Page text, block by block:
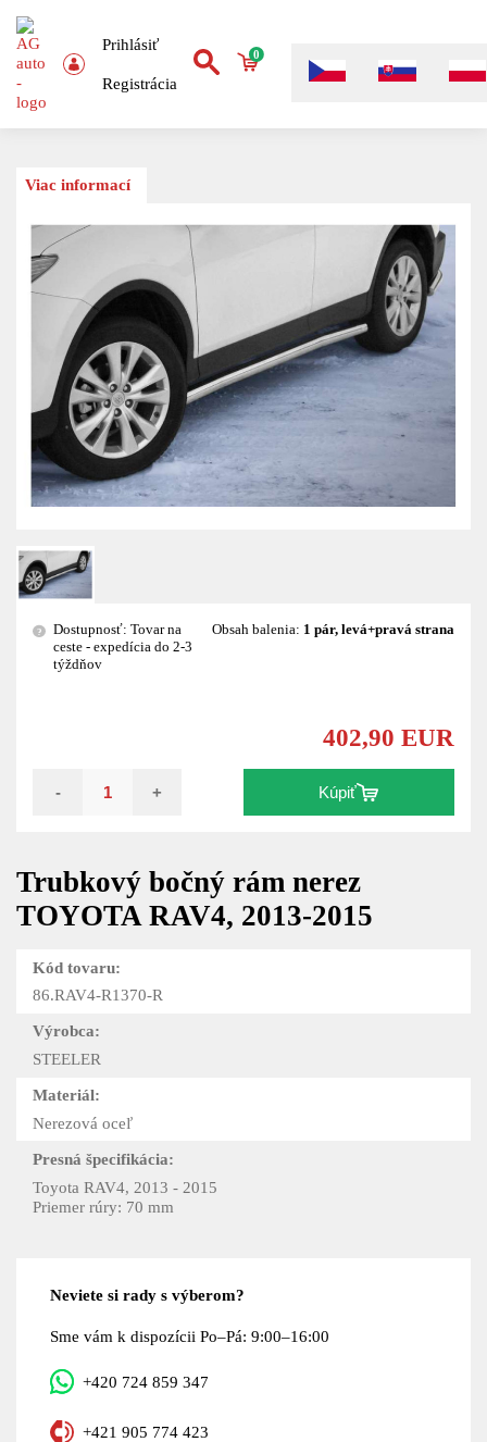
Prihlásiť
Registrácia
0
Viac informací
Trubkový bočný rám nerez
TOYOTA RAV4, 2013-2015
Kód tovaru:
86.RAV4-R1370-R
Výrobca:
STEELER
Materiál:
Nerezová oceľ
Presná špecifikácia:
Toyota RAV4, 2013 - 2015
Priemer rúry: 70 mm
?
Dostupnosť: Tovar na
ceste - expedícia do 2-3
týždňov
Obsah balenia: 1 pár, levá+pravá strana
402,90 EUR
- + Kúpiť
Neviete si rady s výberom?
Sme vám k dispozícii Po–Pá: 9:00–16:00
+420 724 859 347
+421 905 774 423